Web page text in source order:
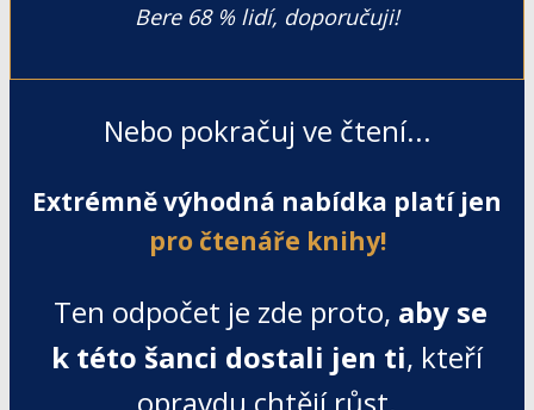
Bere 68 % lidí, doporučuji!
Nebo pokračuj ve čtení...
Extrémně výhodná nabídka platí jen
pro čtenáře knihy!
Ten odpočet je zde proto, aby se
k této šanci dostali jen ti, kteří